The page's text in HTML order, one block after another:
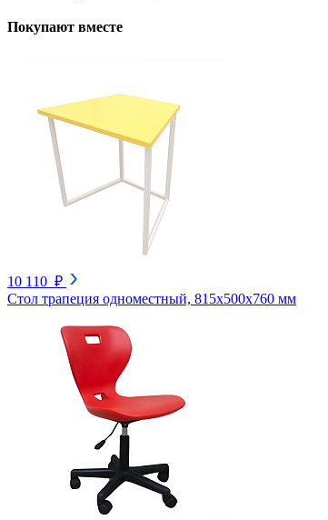
Покупают вместе
10 110 ₽
Стол трапеция одноместный, 815х500х760 мм